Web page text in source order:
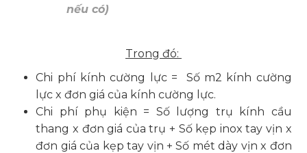
nếu có)
Trong đó:
Chi phí kính cường lực = Số m2 kính cường
lực x đơn giá của kính cường lực.
Chi phí phụ kiện = Số lượng trụ kính cầu
thang x đơn giá của trụ + Số kẹp inox tay vịn x
đơn giá của kẹp tay vịn + Số mét dày vịn x đơn